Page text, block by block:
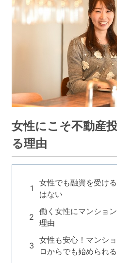
女性にこそ不動産
る理由
女性でも融資を受け
はない
働く女性にマンショ
理由
女性も安心！マンシ
ロからでも始められ